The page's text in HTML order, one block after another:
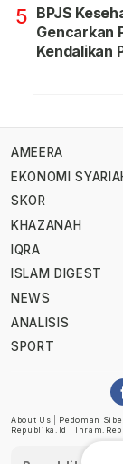
5 BPJS
Gencarkan
Kendalikan
AMEERA
EKONOMI
SKOR
KHAZANAH
IQRA
ISLAM DIGEST
NEWS
ANALISIS
SPORT
About Us Pedoman
Republika.id